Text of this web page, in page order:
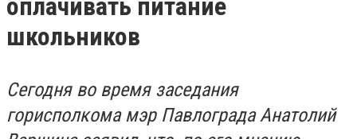
оплачивать питание
школьников
Сегодня во время заседания
горисполкома мэр Павлограда Анатолий